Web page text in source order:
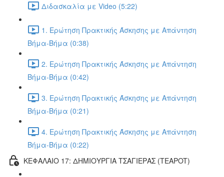
Διδασκαλία με Video (5:22)
1. Ερώτηση Πρακτικής Άσκησης με Απάντηση
Βήμα-Βήμα (0:38)
2. Ερώτηση Πρακτικής Άσκησης με Απάντηση
Βήμα-Βήμα (0:42)
3. Ερώτηση Πρακτικής Άσκησης με Απάντηση
Βήμα-Βήμα (0:21)
4. Ερώτηση Πρακτικής Άσκησης με Απάντηση
Βήμα-Βήμα (0:22)
ΚΕΦΑΛΑΙΟ 17: ΔΗΜΙΟΥΡΓΙΑ ΤΣΑΓΙΕΡΑΣ (TEAPOT)